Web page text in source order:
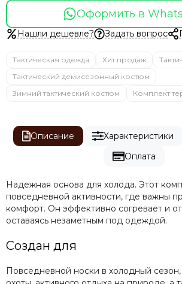
Оформить в
Нашли дешевле? Задать вопрос
Тактическая одежда Хит продаж
Тактический демисезонный костюм
Зимний тактический костюм
Комплект
Описание Характеристики
Оплата
Надежная основа для холода. Этот
повседневной активности, где важны
комфорт. Он эффективно согревает и
оставаясь незаметным под одеждой.
Создан для
Повседневной носки в холодный